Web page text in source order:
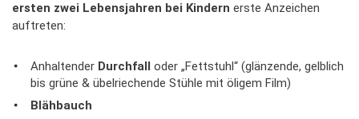
ersten zwei Lebensjahren bei Kindern erste Anzeichen
auftreten:
Anhaltender Durchfall oder „Fettstuhl“ (glänzende, gelblich
bis grüne & übelriechende Stühle mit öligem Film)
Blähbauch